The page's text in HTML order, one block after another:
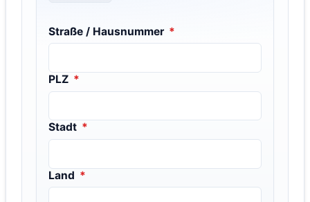
Straße / Hausnummer *
PLZ *
Stadt *
Land *